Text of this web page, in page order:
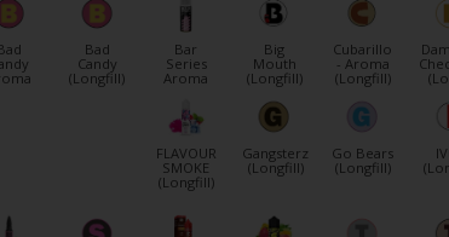
Bad
Candy
(Longfill)
Bar
Series
Aroma
Big
Mouth
(Longfill)
Cubarillo
- Aroma
(Longfill)
FLAVOUR
SMOKE
(Longfill)
Gangsterz
(Longfill)
Go Bears
(Longfill)